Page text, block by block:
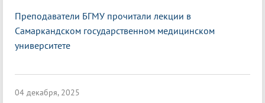
Преподаватели БГМУ прочитали лекции в
Самаркандском государственном медицинском
университете
04 декабря, 2025